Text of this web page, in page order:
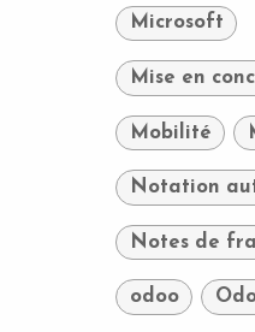
Microsoft
Mise en
Mobilité
Notation
Notes de
odoo